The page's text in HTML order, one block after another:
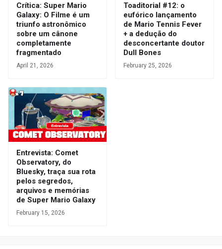
Crítica: Super Mario
Galaxy: O Filme é um
triunfo astronômico
sobre um cânone
completamente
fragmentado
April 21, 2026
Toaditorial #12: o
eufórico lançamento
de Mario Tennis Fever
+ a dedução do
desconcertante doutor
Dull Bones
February 25, 2026
Entrevista: Comet
Observatory, do
Bluesky, traça sua rota
pelos segredos,
arquivos e memórias
de Super Mario Galaxy
February 15, 2026